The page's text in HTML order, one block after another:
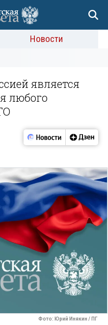
Новости
является
любого
Фото: Юрий Инякин / ПГ